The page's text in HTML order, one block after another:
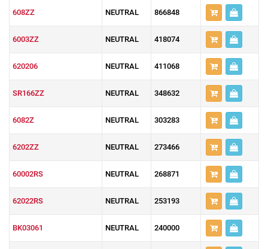
608ZZ NEUTRAL 866848
6003ZZ NEUTRAL 418074
620206 NEUTRAL 411068
SR166ZZ NEUTRAL 348632
6082Z NEUTRAL 303283
6202ZZ NEUTRAL 273466
60002RS NEUTRAL 268871
62022RS NEUTRAL 253193
BK03061 NEUTRAL 240000